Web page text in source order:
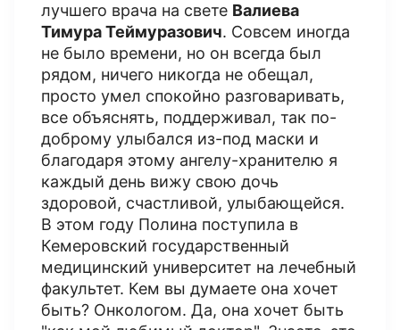
лучшего врача на свете Валиева
Тимура Теймуразович. Совсем иногда
не было времени, но он всегда был
рядом, ничего никогда не обещал,
просто умел спокойно разговаривать,
все объяснять, поддерживал, так по-
доброму улыбался из-под маски и
благодаря этому ангелу-хранителю я
каждый день вижу свою дочь
здоровой, счастливой, улыбающейся.
В этом году Полина поступила в
Кемеровский государственный
медицинский университет на лечебный
факультет. Кем вы думаете она хочет
быть? Онкологом. Да, она хочет быть